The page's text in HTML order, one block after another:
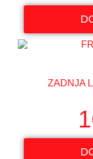
ZADNJA